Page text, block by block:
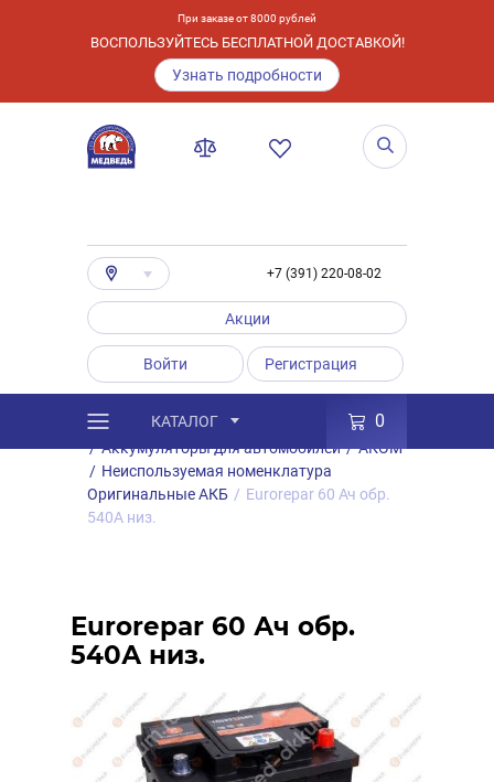
При заказе от 8000 рублей
ВОСПОЛЬЗУЙТЕСЬ БЕСПЛАТНОЙ ДОСТАВКОЙ!
Узнать подробности
+7 (391) 220-08-02
Акции
Войти Регистрация
КАТАЛОГ 0
Каталог / Товары
Аккумуляторы
/ Аккумуляторы для автомобилей / АКОМ
/ Неиспользуемая номенклатура
Оригинальные АКБ / Eurorepar 60 Ач обр.
540А низ.
Eurorepar 60 Ач обр.
540А низ.